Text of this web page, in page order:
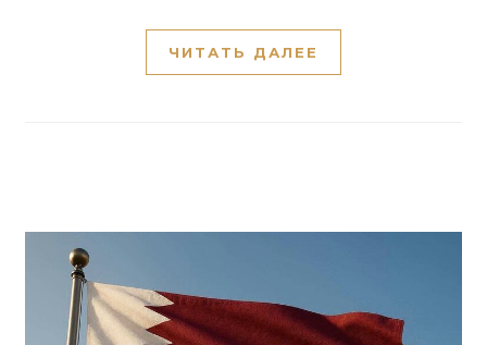
ЧИТАТЬ ДАЛЕЕ